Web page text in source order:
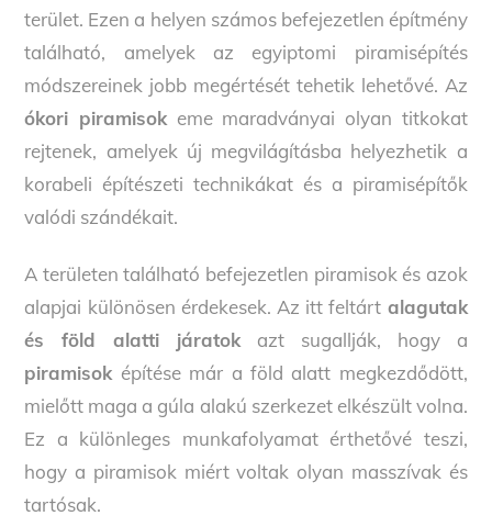
terület. Ezen a helyen számos befejezetlen építmény
található, amelyek az egyiptomi piramisépítés
módszereinek jobb megértését tehetik lehetővé. Az
ókori piramisok eme maradványai olyan titkokat
rejtenek, amelyek új megvilágításba helyezhetik a
korabeli építészeti technikákat és a piramisépítők
valódi szándékait.
A területen található befejezetlen piramisok és azok
alapjai különösen érdekesek. Az itt feltárt alagutak
és föld alatti járatok azt sugallják, hogy a
piramisok építése már a föld alatt megkezdődött,
mielőtt maga a gúla alakú szerkezet elkészült volna.
Ez a különleges munkafolyamat érthetővé teszi,
hogy a piramisok miért voltak olyan masszívak és
tartósak.